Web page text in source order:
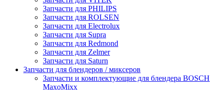
Запчасти для PHILIPS
Запчасти для ROLSEN
Запчасти для Electrolux
Запчасти для Supra
Запчасти для Redmond
Запчасти для Zelmer
Запчасти для Saturn
Запчасти для блендеров / миксеров
Запчасти и комплектующие для блендера BOSCH
MaxoMixx